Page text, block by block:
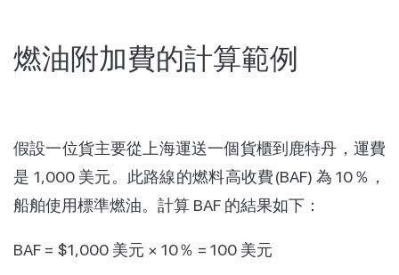
燃油附加費的計算範例
假設一位貨主要從上海運送一個貨櫃到鹿特丹，運費
是 1,000 美元。此路線的燃料高收費(BAF) 為 10％，
船舶使用標準燃油。計算 BAF 的結果如下：
BAF = $1,000 美元 × 10％ = 100 美元